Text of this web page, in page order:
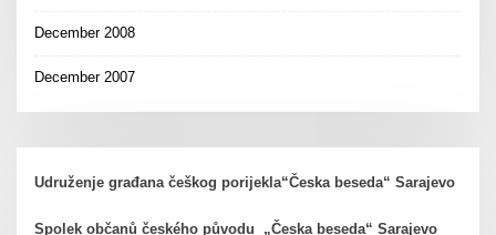
December 2008
December 2007
Udruženje građana češkog porijekla“Česka beseda“ Sarajevo
Spolek občanů českého původu „Česka beseda“ Sarajevo